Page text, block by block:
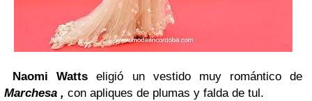
Naomi Watts eligió un vestido muy romántico de
Marchesa , con apliques de plumas y falda de tul.